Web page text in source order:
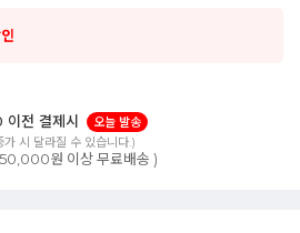
전 결제시
오늘 발송
가 시 달라질 수 있습니다.)
원 이상 무료배송 )